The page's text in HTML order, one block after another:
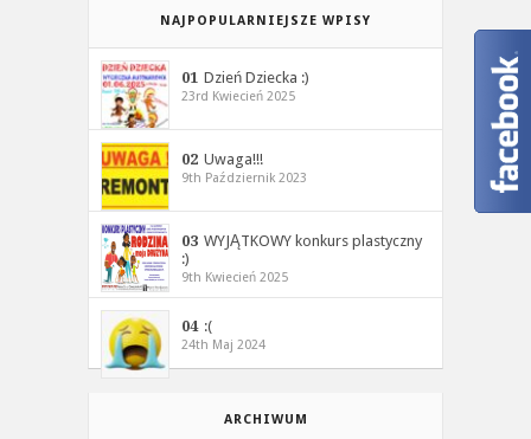
NAJPOPULARNIEJSZE WPISY
01 Dzień Dziecka :)
23rd Kwiecień 2025
02 Uwaga!!!
9th Październik 2023
03 WYJĄTKOWY konkurs plastyczny
:)
9th Kwiecień 2025
04 :(
24th Maj 2024
ARCHIWUM